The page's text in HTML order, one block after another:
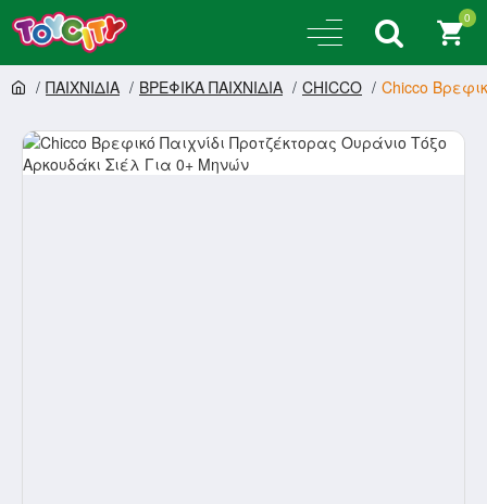
0
ΠΑΙΧΝΙΔΙΑ ΒΡΕΦΙΚΑ ΠΑΙΧΝΙΔΙΑ CHICCO Chicco